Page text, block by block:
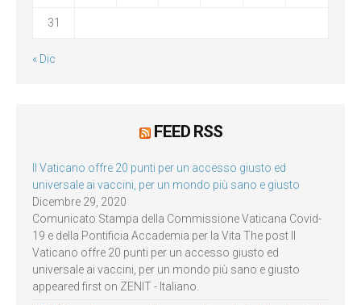
31
« Dic
FEED RSS
Il Vaticano offre 20 punti per un accesso giusto ed
universale ai vaccini, per un mondo più sano e giusto
Dicembre 29, 2020
Comunicato Stampa della Commissione Vaticana Covid-
19 e della Pontificia Accademia per la Vita The post Il
Vaticano offre 20 punti per un accesso giusto ed
universale ai vaccini, per un mondo più sano e giusto
appeared first on ZENIT - Italiano.